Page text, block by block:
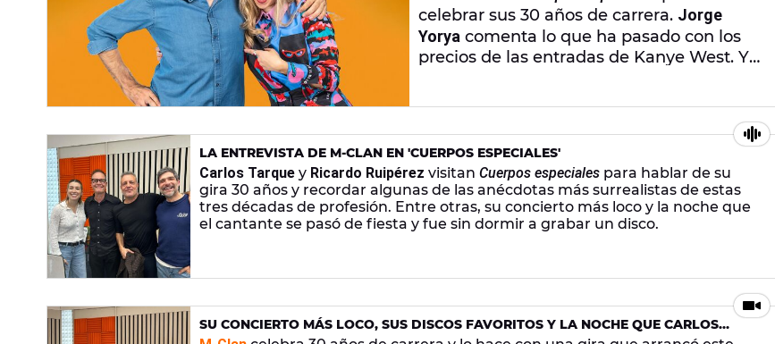
celebrar sus 30 años de carrera. Jorge
Yorya comenta lo que ha pasado con los
precios de las entradas de Kanye West. Y
sección de novedades musicales Alba
Cordero repasa los últimos lanzamientos.
LA ENTREVISTA DE M-CLAN EN 'CUERPOS ESPECIALES'
Carlos Tarque y Ricardo Ruipérez visitan Cuerpos especiales para hablar de su
gira 30 años y recordar algunas de las anécdotas más surrealistas de estas
tres décadas de profesión. Entre otras, su concierto más loco y la noche que
el cantante se pasó de fiesta y fue sin dormir a grabar un disco.
SU CONCIERTO MÁS LOCO, SUS DISCOS FAVORITOS Y LA NOCHE QUE CARLOS
TARQUE SE QUEDÓ SOLO: LA ENTREVISTA DE M-CLAN EN 'CUERPOS ESPECIALES'